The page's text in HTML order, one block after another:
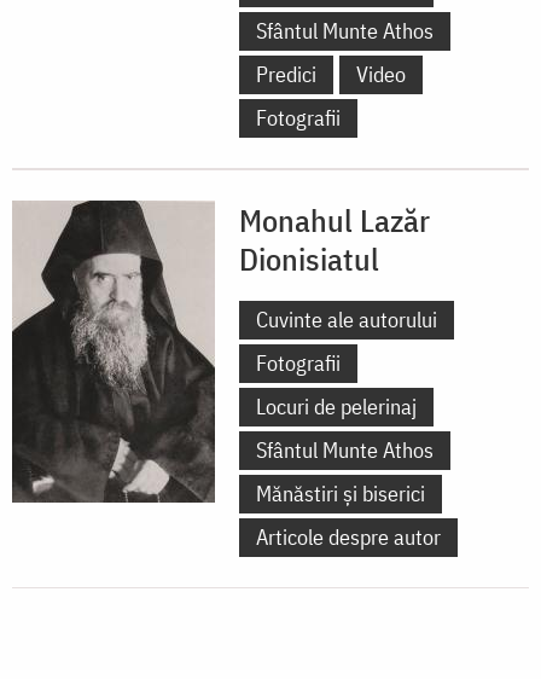
Sfântul Munte Athos
Predici
Video
Fotografii
Monahul Lazăr
Dionisiatul
Cuvinte ale autorului
Fotografii
Locuri de pelerinaj
Sfântul Munte Athos
Mănăstiri și biserici
Articole despre autor